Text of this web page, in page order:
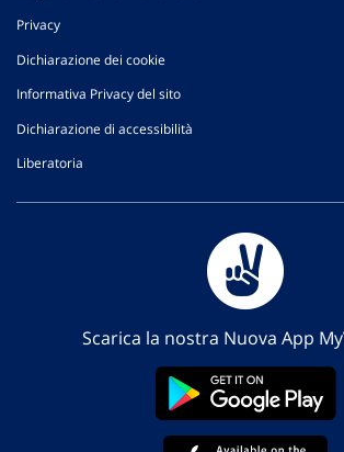
Privacy
Dichiarazione dei cookie
Informativa Privacy del sito
Dichiarazione di accessibilità
Liberatoria
Scarica la nostra Nuova App